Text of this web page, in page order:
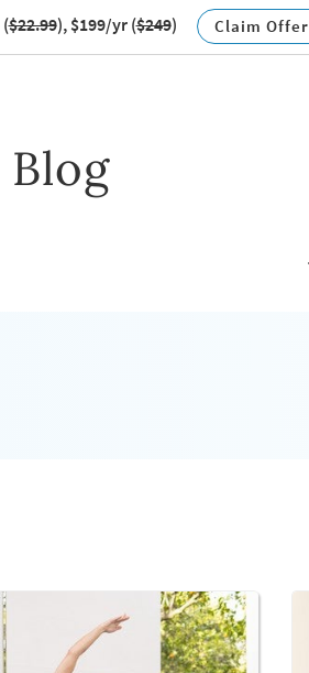
($22.99), $199/yr ($249) Claim Offer
Blog